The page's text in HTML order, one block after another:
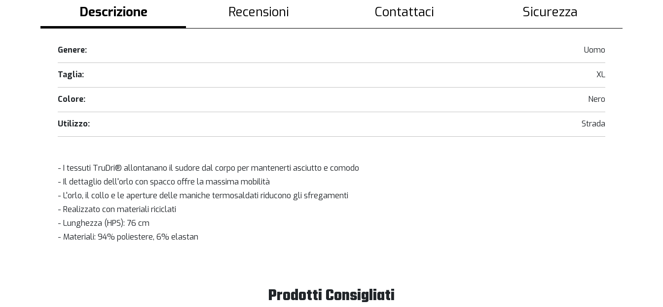
Descrizione Recensioni Contattaci Sicurezza
Genere: Uomo
Taglia: XL
Colore: Nero
Utilizzo: Strada
- I tessuti TruDri® allontanano il sudore dal corpo per mantenerti asciutto e comodo
- Il dettaglio dell'orlo con spacco offre la massima mobilità
- L'orlo, il collo e le aperture delle maniche termosaldati riducono gli sfregamenti
- Realizzato con materiali riciclati
- Lunghezza (HPS): 76 cm
- Materiali: 94% poliestere, 6% elastan
Prodotti Consigliati